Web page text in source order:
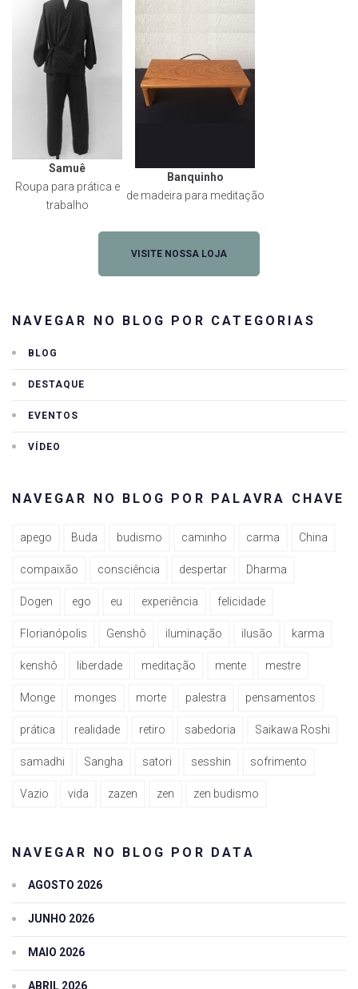
Samuê
Roupa para prática e
trabalho
Banquinho
de madeira para meditação
VISITE NOSSA LOJA
NAVEGAR NO BLOG POR CATEGORIAS
BLOG
DESTAQUE
EVENTOS
VÍDEO
NAVEGAR NO BLOG POR PALAVRA CHAVE
apego Buda budismo caminho carma China
compaixão consciência despertar Dharma
Dogen ego eu experiência felicidade
Florianópolis Genshô iluminação ilusão karma
kenshô liberdade meditação mente mestre
Monge monges morte palestra pensamentos
prática realidade retiro sabedoria Saikawa Roshi
samadhi Sangha satori sesshin sofrimento
Vazio vida zazen zen zen budismo
NAVEGAR NO BLOG POR DATA
AGOSTO 2026
JUNHO 2026
MAIO 2026
ABRIL 2026